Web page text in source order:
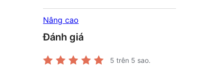
Nâng cao
Đánh giá
5 trên 5 sao.